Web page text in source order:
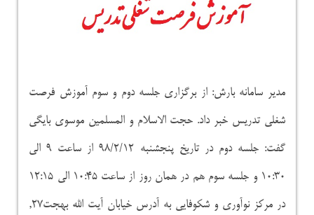
مدیر سامانه بارش: از برگزاری جلسه دوم و سوم آموزش فرصت
شغلی تدریس خبر داد. حجت الاسلام و المسلمین موسوی بایگی
گفت: جلسه دوم در تاریخ پنجشنبه ۹۸/۲/۱۲ از ساعت ۹ الی
۱۰:۳۰ و جلسه سوم هم در همان روز از ساعت ۱۰:۴۵ الی ۱۲:۱۵
در مرکز نوآوری و شکوفایی به آدرس خیابان آیت الله بهجت۲۷,